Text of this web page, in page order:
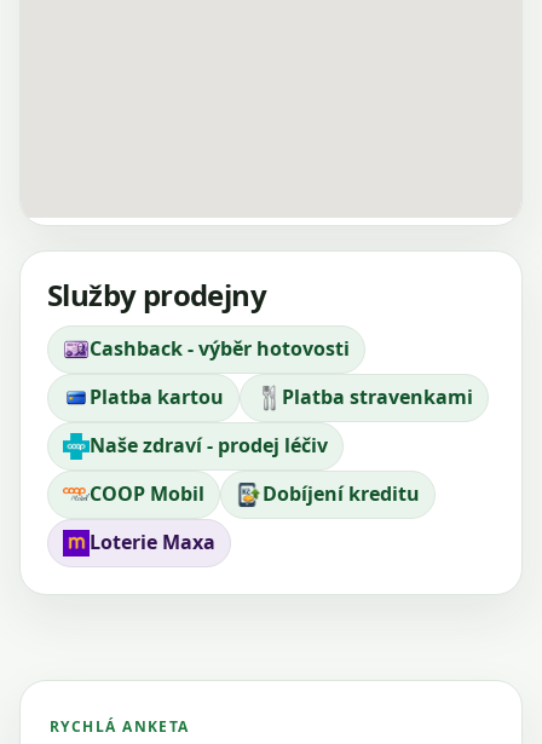
Služby prodejny
Cashback - výběr hotovosti
Platba kartou
Platba stravenkami
Naše zdraví - prodej léčiv
COOP Mobil
Dobíjení kreditu
Loterie Maxa
RYCHLÁ ANKETA